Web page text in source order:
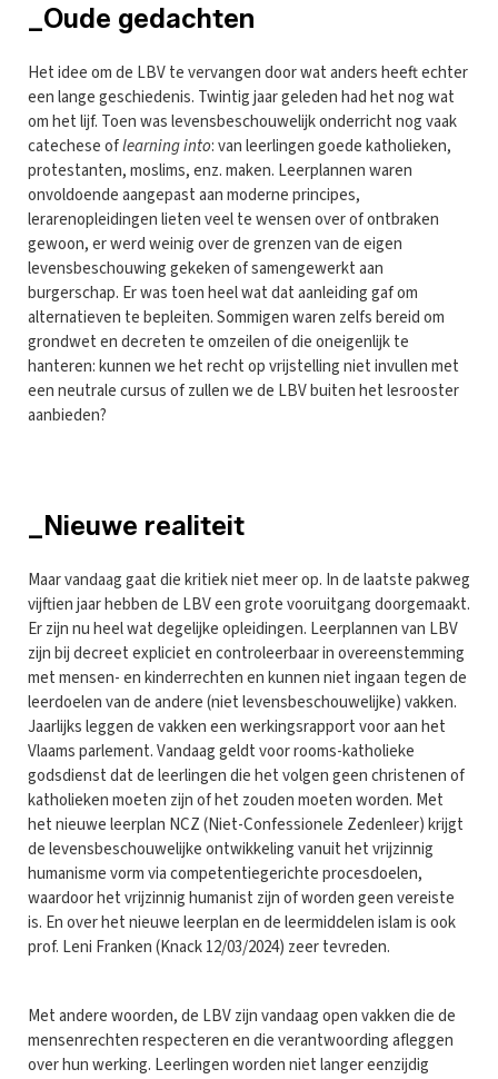
_Oude gedachten
Het idee om de LBV te vervangen door wat anders heeft echter
een lange geschiedenis. Twintig jaar geleden had het nog wat
om het lijf. Toen was levensbeschouwelijk onderricht nog vaak
catechese oflearning into: van leerlingen goede katholieken,
protestanten, moslims, enz. maken. Leerplannen waren
onvoldoende aangepast aan moderne principes,
lerarenopleidingen lieten veel te wensen over of ontbraken
gewoon, er werd weinig over de grenzen van de eigen
levensbeschouwing gekeken of samengewerkt aan
burgerschap. Er was toen heel wat dat aanleiding gaf om
alternatieven te bepleiten. Sommigen waren zelfs bereid om
grondwet en decreten te omzeilen of die oneigenlijk te
hanteren: kunnen we het recht op vrijstelling niet invullen met
een neutrale cursus of zullen we de LBV buiten het lesrooster
aanbieden?
_Nieuwe realiteit
Maar vandaag gaat die kritiek niet meer op. In de laatste pakweg
vijftien jaar hebben de LBV een grote vooruitgang doorgemaakt.
Er zijn nu heel wat degelijke opleidingen. Leerplannen van LBV
zijn bij decreet expliciet en controleerbaar in overeenstemming
met mensen- en kinderrechten en kunnen niet ingaan tegen de
leerdoelen van de andere (niet levensbeschouwelijke) vakken.
Jaarlijks leggen de vakken een werkingsrapport voor aan het
Vlaams parlement. Vandaag geldt voor rooms-katholieke
godsdienst dat de leerlingen die het volgen geen christenen of
katholieken moeten zijn of het zouden moeten worden. Met
het nieuwe leerplan NCZ (Niet-Confessionele Zedenleer) krijgt
de levensbeschouwelijke ontwikkeling vanuit het vrijzinnig
humanisme vorm via competentiegerichte procesdoelen,
waardoor het vrijzinnig humanist zijn of worden geen vereiste
is. En over het nieuwe leerplan en de leermiddelen islam is ook
prof. Leni Franken (Knack 12/03/2024) zeer tevreden.
Met andere woorden, de LBV zijn vandaag open vakken die de
mensenrechten respecteren en die verantwoording afleggen
over hun werking. Leerlingen worden niet langer eenzijdig